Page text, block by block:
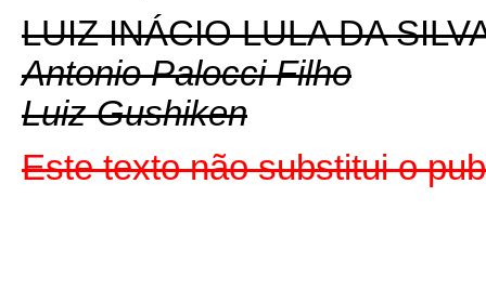
LUIZ INÁCIO LULA DA
Antonio Palocci Filho
Luiz Gushiken
Este texto não substitui o